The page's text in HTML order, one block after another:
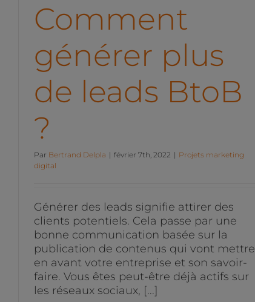
Comment
générer plus
de leads BtoB
?
Par Bertrand Delpla | février 7th, 2022 | Projets marketing
digital
Générer des leads signifie attirer des
clients potentiels. Cela passe par une
bonne communication basée sur la
publication de contenus qui vont mettre
en avant votre entreprise et son savoir-
faire. Vous êtes peut-être déjà actifs sur
les réseaux sociaux, [...]